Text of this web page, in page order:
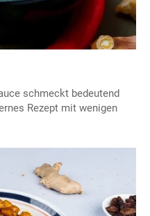
schmeckt bedeutend
Rezept mit wenigen